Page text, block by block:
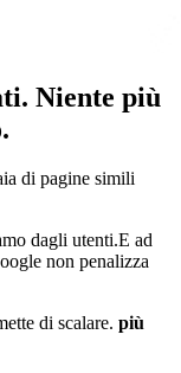
Niente più
di pagine simili
dagli utenti.E ad
non penalizza
di scalare. più